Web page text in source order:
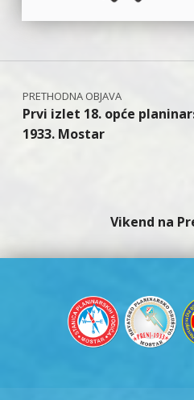
Navigacija objava
Prvi izlet 18. opće
1933. Mostar
Vikend na